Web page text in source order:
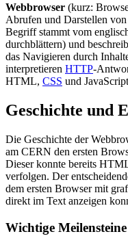
Webbrowser (kurz:
Abrufen und Darstellen
Begriff stammt vom
durchblättern) und
das Navigieren durch
interpretieren HTTP-
HTML, CSS und
Geschichte und
Die Geschichte der
am CERN den ersten
Dieser konnte bereits
verfolgen. Der
dem ersten Browser mit
direkt im Text anzeigen
Wichtige Meilensteine